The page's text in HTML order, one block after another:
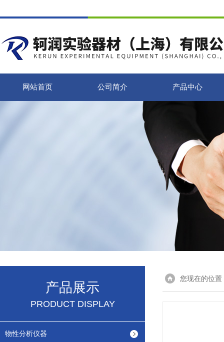
网站首页 公司简介 产品中心
产品展示
PRODUCT DISPLAY
物性分析仪器
您现在的位置